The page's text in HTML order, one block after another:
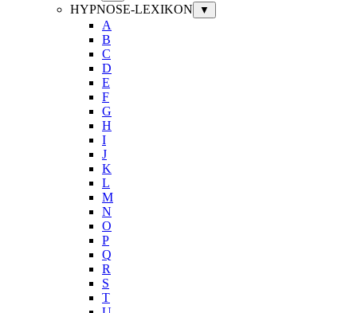
HYPNOSE-LEXIKON ▼
A
B
C
D
E
F
G
H
I
J
K
L
M
N
O
P
Q
R
S
T